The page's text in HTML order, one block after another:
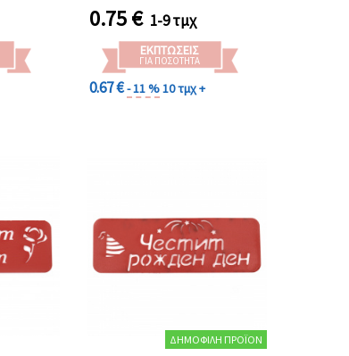
0.75€ 1-9 τμχ
ΕΚΠΤΏΣΕΙΣ
ΓΙΑ ΠΟΣΌΤΗΤΑ
0.67 €- 11 %10 τμχ +
ΔΗΜΟΦΙΛΉ ΠΡΟΪΌΝ